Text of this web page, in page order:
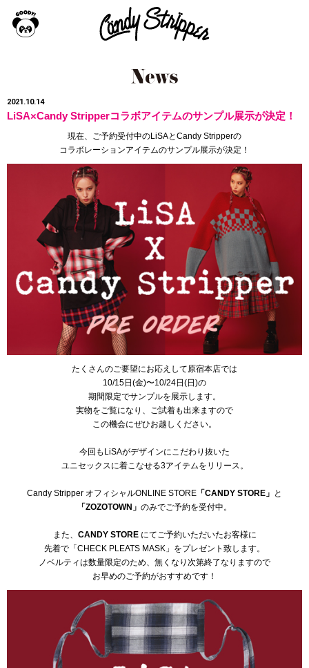
2021.10.14
LiSA×Candy Stripperコラボアイテムのサンプル展示が決定！
現在、ご予約受付中のLiSAとCandy Stripperの
コラボレーションアイテムのサンプル展示が決定！
たくさんのご要望にお応えして原宿本店では
10/15日(金)〜10/24日(日)の
期間限定でサンプルを展示します。
実物をご覧になり、ご試着も出来ますので
この機会にぜひお越しください。
今回もLiSAがデザインにこだわり抜いた
ユニセックスに着こなせる3アイテムをリリース。
Candy Stripper オフィシャルONLINE STORE 「 CANDY STORE 」 と
「 ZOZOTOWN 」 のみでご予約を受付中。
また、 CANDY STOREにてご予約いただいたお客様に
先着で「CHECK PLEATS MASK」をプレゼント致します。
ノベルティは数量限定のため、無くなり次第終了なりますので
お早めのご予約がおすすめです！